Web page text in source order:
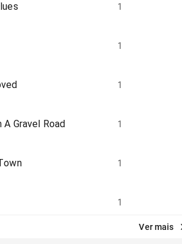
1
1
1
A Gravel Road 1
1
1
Ver mais